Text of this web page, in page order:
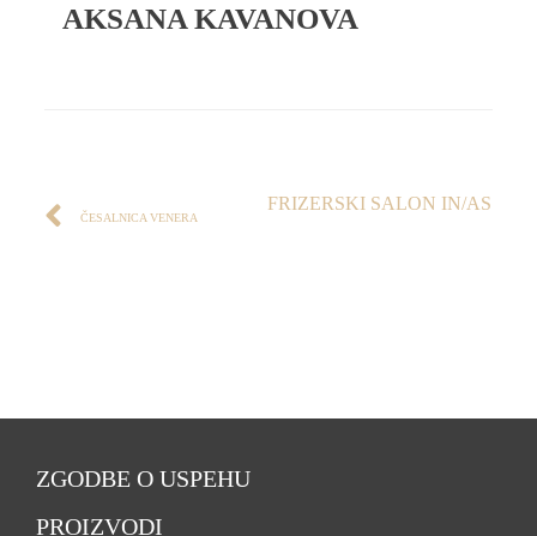
AKSANA KAVANOVA
ČESALNICA VENERA
FRIZERSKI SALON IN/AS
ZGODBE O USPEHU
PROIZVODI